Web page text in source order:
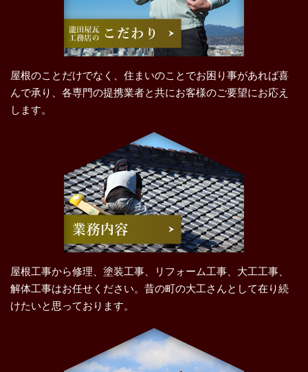
屋根のことだけでなく、住まいのことでお困り事があれば喜
んで承り、各専門の提携業者と共にお客様のご要望にお応え
します。
屋根工事から修理、塗装工事、リフォーム工事、大工工事、
解体工事はお任せください。昔の町の大工さんとして在り続
けたいと思っております。